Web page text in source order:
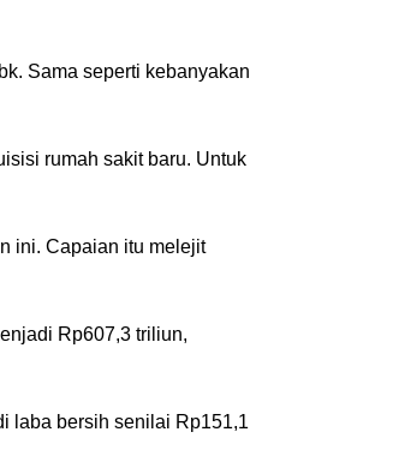
Sama seperti kebanyakan
rumah sakit baru. Untuk
ini. Capaian itu melejit
Rp607,3 triliun,
laba bersih senilai Rp151,1